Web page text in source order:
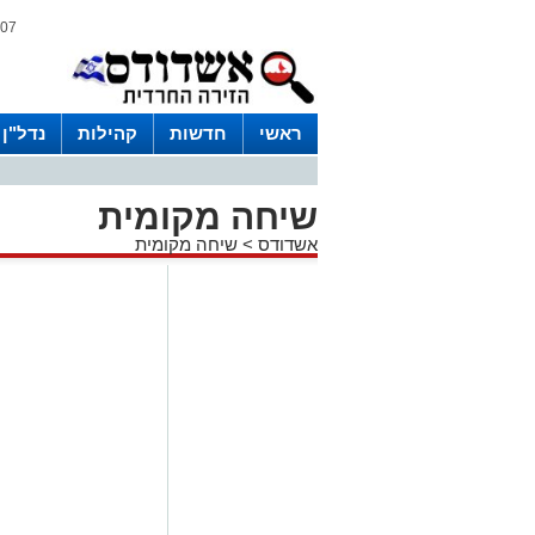
07 אוגוסט 2026 / 11:43
ראשי חדשות קהילות נדל"ן
שיחה מקומית
אשדודס > שיחה מקומית